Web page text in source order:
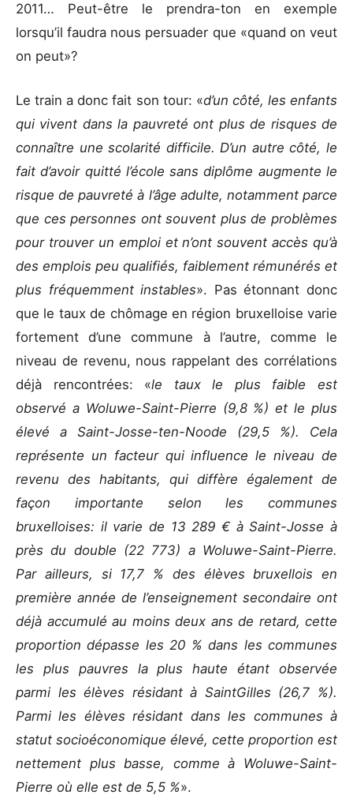
2011… Peut-être le prendra-ton en exemple
lorsqu’il faudra nous persuader que «quand on veut
on peut»?
Le train a donc fait son tour: «d’un côté, les enfants
qui vivent dans la pauvreté ont plus de risques de
connaître une scolarité difficile. D’un autre côté, le
fait d’avoir quitté l’école sans diplôme augmente le
risque de pauvreté à l’âge adulte, notamment parce
que ces personnes ont souvent plus de problèmes
pour trouver un emploi et n’ont souvent accès qu’à
des emplois peu qualifiés, faiblement rémunérés et
plus fréquemment instables». Pas étonnant donc
que le taux de chômage en région bruxelloise varie
fortement d’une commune à l’autre, comme le
niveau de revenu, nous rappelant des corrélations
déjà rencontrées: «le taux le plus faible est
observé a Woluwe-Saint-Pierre (9,8 %) et le plus
élevé a Saint-Josse-ten-Noode (29,5 %). Cela
représente un facteur qui influence le niveau de
revenu des habitants, qui diffère également de
façon importante selon les communes
bruxelloises: il varie de 13 289 € à Saint-Josse à
près du double (22 773) a Woluwe-Saint-Pierre.
Par ailleurs, si 17,7 % des élèves bruxellois en
première année de l’enseignement secondaire ont
déjà accumulé au moins deux ans de retard, cette
proportion dépasse les 20 % dans les communes
les plus pauvres la plus haute étant observée
parmi les élèves résidant à SaintGilles (26,7 %).
Parmi les élèves résidant dans les communes à
statut socioéconomique élevé, cette proportion est
nettement plus basse, comme à Woluwe-Saint-
Pierre où elle est de 5,5 %».